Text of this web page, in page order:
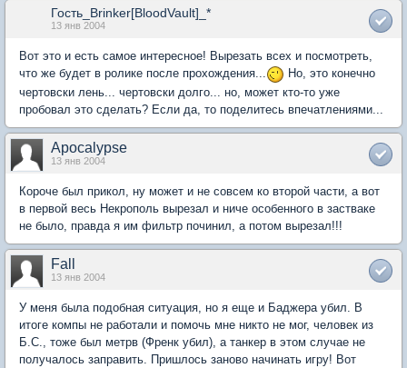
Гость_Brinker[BloodVault]_*
13 янв 2004
Вот это и есть самое интересное! Вырезать всех и посмотреть,
что же будет в ролике после прохождения...
Но, это конечно
чертовски лень... чертовски долго... но, может кто-то уже
пробовал это сделать? Если да, то поделитесь впечатлениями...
Apocalypse
13 янв 2004
Короче был прикол, ну может и не совсем ко второй части, а вот
в первой весь Некрополь вырезал и ниче особенного в застваке
не было, правда я им фильтр починил, а потом вырезал!!!
Fall
13 янв 2004
У меня была подобная ситуация, но я еще и Баджера убил. В
итоге компы не работали и помочь мне никто не мог, человек из
Б.С., тоже был метрв (Френк убил), а танкер в этом случае не
получалось заправить. Пришлось заново начинать игру! Вот